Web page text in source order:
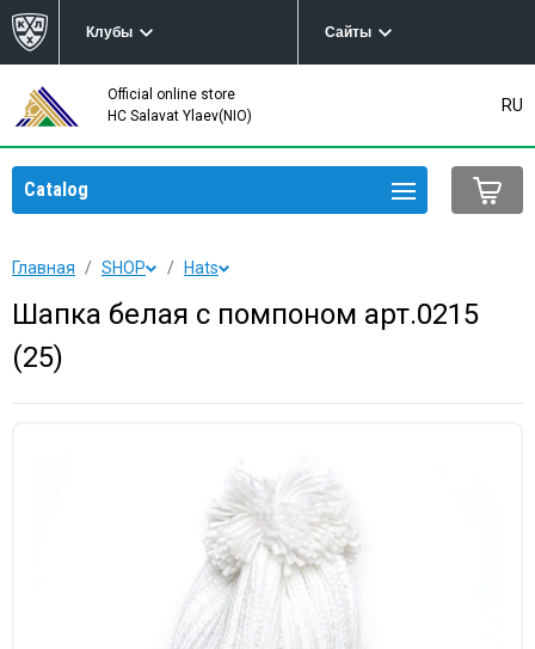
Клубы Сайты
Official online store
HC Salavat Ylaev(NIO)
RU
Catalog
Главная SHOP Hats
Шапка белая с помпоном арт.0215
(25)